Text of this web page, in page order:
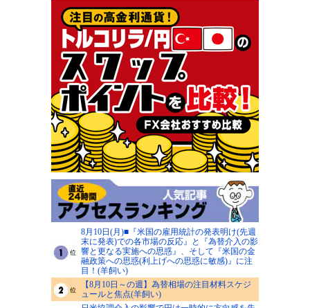
8月10日(月)■『米国の雇用統計の発表明け(先週
末に発表)での各市場の反応』と『為替介入の影
響と更なる実施への思惑』、そして『米国の金
融政策への思惑(利上げへの思惑に敏感)』に注
目！(羊飼い)
【8月10日～の週】為替相場の注目材料スケジ
ュールと焦点(羊飼い)